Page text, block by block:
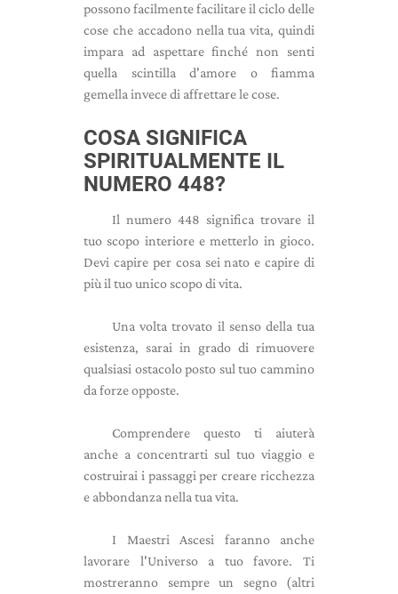
possono facilmente facilitare il ciclo delle
cose che accadono nella tua vita, quindi
impara ad aspettare finché non senti
quella scintilla d'amore o fiamma
gemella invece di affrettare le cose.
COSA SIGNIFICA
SPIRITUALMENTE IL
NUMERO 448?
Il numero 448 significa trovare il
tuo scopo interiore e metterlo in gioco.
Devi capire per cosa sei nato e capire di
più il tuo unico scopo di vita.
Una volta trovato il senso della tua
esistenza, sarai in grado di rimuovere
qualsiasi ostacolo posto sul tuo cammino
da forze opposte.
Comprendere questo ti aiuterà
anche a concentrarti sul tuo viaggio e
costruirai i passaggi per creare ricchezza
e abbondanza nella tua vita.
I Maestri Ascesi faranno anche
lavorare l'Universo a tuo favore. Ti
mostreranno sempre un segno (altri